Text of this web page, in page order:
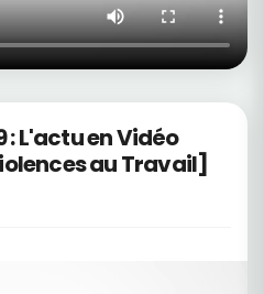
: L'actu en Vidéo
au Travail]